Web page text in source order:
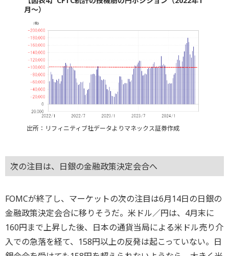
月～）
出所：リフィニティブ社データよりマネックス証券作成
次の注目は、日銀の金融政策決定会合へ
FOMCが終了し、マーケットの次の注目は6月14日の日銀の
金融政策決定会合に移りそうだ。米ドル／円は、4月末に
160円まで上昇した後、日本の通貨当局による米ドル売り介
入での急落を経て、158円以上の反発は起こっていない。日